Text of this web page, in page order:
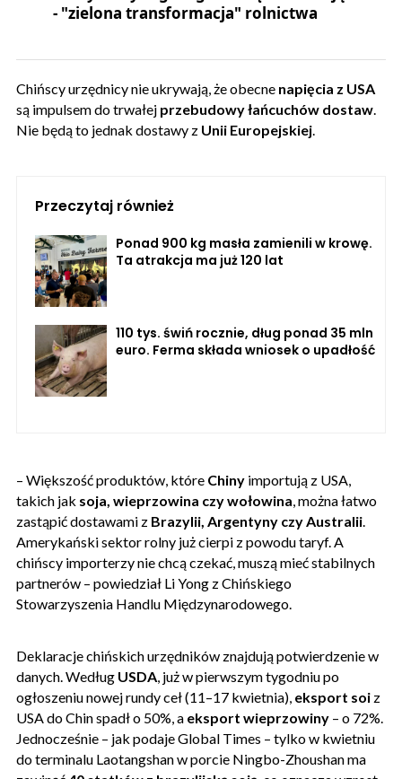
- "zielona transformacja" rolnictwa
Chińscy urzędnicy nie ukrywają, że obecne napięcia z USA
są impulsem do trwałej przebudowy łańcuchów dostaw
Nie będą to jednak dostawy z Unii Europejskiej
Przeczytaj również
Ponad 900 kg masła zamienili w krowę.
Ta atrakcja ma już 120 lat
110 tys. świń rocznie, dług ponad 35 mln
euro. Ferma składa wniosek o upadłość
– Większość produktów, które Chiny importują z USA,
takich jak soja, wieprzowina czy wołowina , można łatwo
zastąpić dostawami z Brazylii, Argentyny czy Australii
Amerykański sektor rolny już cierpi z powodu taryf. A
chińscy importerzy nie chcą czekać, muszą mieć stabilnych
partnerów – powiedział Li Yong z Chińskiego
Stowarzyszenia Handlu Międzynarodowego.
Deklaracje chińskich urzędników znajdują potwierdzenie w
danych. Według USDA , już w pierwszym tygodniu po
ogłoszeniu nowej rundy ceł (11–17 kwietnia), eksport soi z
USA do Chin spadł o 50%, a eksport wieprzowiny – o 72%.
Jednocześnie – jak podaje Global Times – tylko w kwietniu
do terminalu Laotangshan w porcie Ningbo-Zhoushan ma